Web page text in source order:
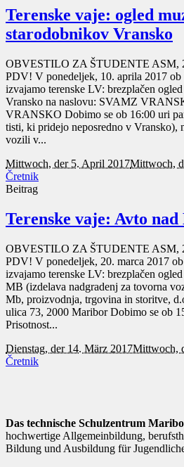
Terenske vaje: ogled
starodobnikov Vransko
OBVESTILO ZA ŠTUDENTE ASM,
PDV! V ponedeljek, 10. aprila 2017 ob
izvajamo terenske LV: brezplačen
Vransko na naslovu: SVAMZ
VRANSKO Dobimo se ob 16:00 uri
tisti, ki pridejo neposredno v Vransko),
vozili v...
Mittwoch, der 5. April 2017Mittwoch,
Čretnik
Beitrag
Terenske vaje: Avto
OBVESTILO ZA ŠTUDENTE ASM,
PDV! V ponedeljek, 20. marca 2017
izvajamo terenske LV: brezplačen
MB (izdelava nadgradenj za tovorna
Mb, proizvodnja, trgovina in storitve,
ulica 73, 2000 Maribor Dobimo se ob
Prisotnost...
Dienstag, der 14. März 2017Mittwoch,
Čretnik
Das technische Schulzentrum
hochwertige Allgemeinbildung,
Bildung und Ausbildung für